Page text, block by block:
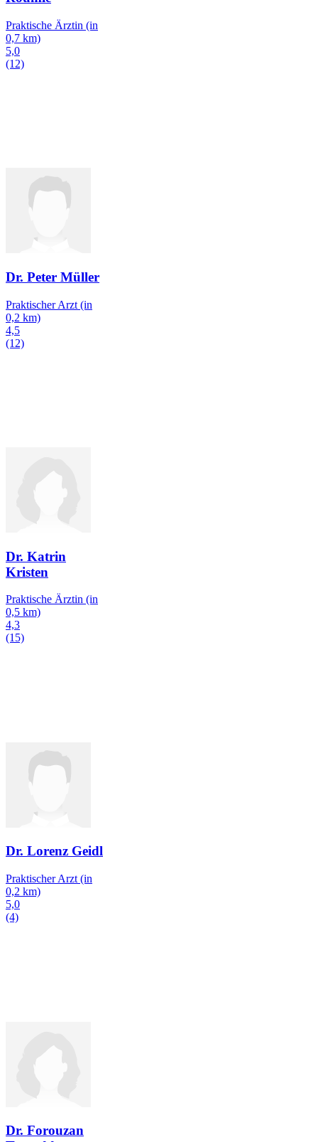
Praktische Ärztin (in
0,7 km)
5,0
(12)
Dr. Peter Müller
Praktischer Arzt (in
0,2 km)
4,5
(12)
Dr. Katrin
Kristen
Praktische Ärztin (in
0,5 km)
4,3
(15)
Dr. Lorenz Geidl
Praktischer Arzt (in
0,2 km)
5,0
(4)
Dr. Forouzan